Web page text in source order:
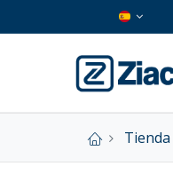
Tienda